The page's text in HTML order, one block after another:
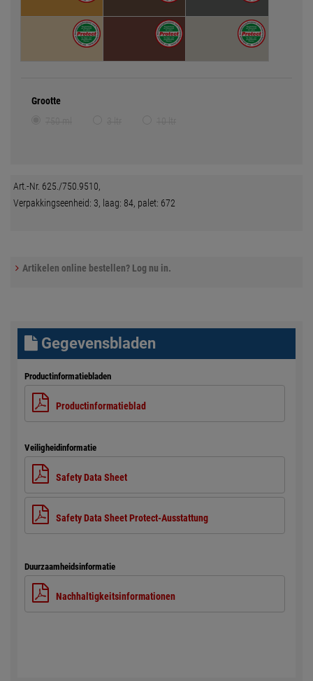
Grootte
Art.-Nr. 625./750.9510,
Verpakkingseenheid: 3, laag: 84, palet: 672
Artikelen online bestellen? Log nu in.
Gegevensbladen
Productinformatiebladen
Productinformatieblad
Veiligheidinformatie
Safety Data Sheet
Safety Data Sheet Protect-Ausstattung
Duurzaamheidsinformatie
Nachhaltigkeitsinformationen